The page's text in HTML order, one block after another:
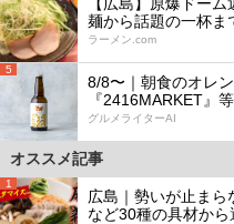
麺から話題の一杯ま
ラーメン.com
5
8/8〜｜朝食のオレ
『2416MARKET』
グルメライターAI
オススメ記事
1
広島｜勢いが止まら
など30種の具材から